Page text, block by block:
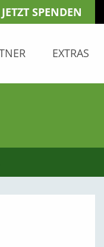
JETZT SPENDEN
EXTRAS